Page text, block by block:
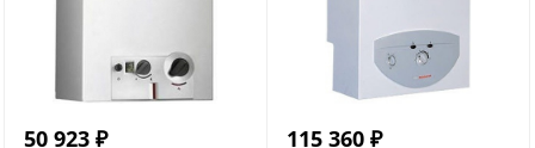
50 923 ₽ 115 360 ₽